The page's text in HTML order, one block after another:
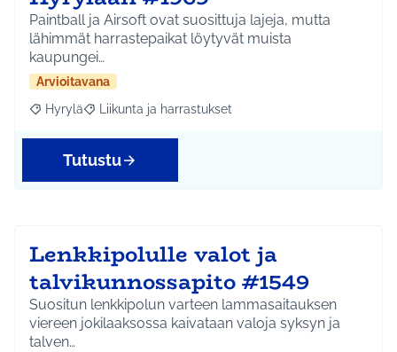
Paintball ja Airsoft ovat suosittuja lajeja, mutta
lähimmät harrastepaikat löytyvät muista
kaupungei…
Arvioitavana
Rajaa tulokset aihepiirin mukaan: Hyrylä
Hyrylä Rajaa tulokset teeman mukaan: Liikunta ja
Liikunta ja harrastukset
Tutustu
Lenkkipolulle valot ja
talvikunnossapito #1549
Suositun lenkkipolun varteen lammasaitauksen
viereen jokilaaksossa kaivataan valoja syksyn ja
talven…